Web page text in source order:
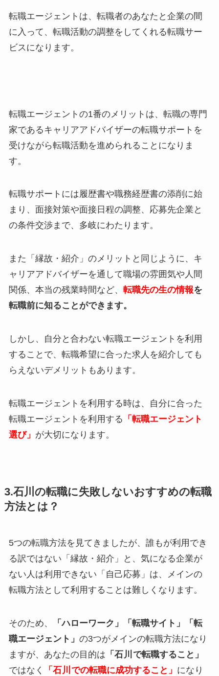
転職エージェントは、転職者のあなたと企業の間
に入って、転職活動の調整をしてくれる転職サー
ビスになります。
転職エージェントの1番のメリットは、転職の専門
家であるキャリアアドバイザーの転職サポートを
受けながら転職活動を進められることになりま
す。
転職サポートには履歴書や職務経歴書の添削に始
まり、面接対策や面接日程の調整、応募先企業と
の条件交渉まで、多岐にわたります。
また「縁故・紹介」のメリットと同じように、キ
ャリアアドバイザーを通して職場の雰囲気や人間
関係、本当の残業時間など、 転職先の生の情報を
転職前に知ることができます。
しかし、自分と合わない転職エージェントを利用
することで、転職希望に合った求人を紹介しても
らえないデメリットもあります。
転職エージェントを利用する時は、自分に合った
転職エージェントを利用する 「転職エージェント
選び」 が大切になります。
3.石川の転職に失敗しないおすすめの転職
方法とは？
5つの転職方法を見てきましたが、誰もが利用でき
る訳ではない「縁故・紹介」と、気になる企業が
ない人は利用できない「自己応募」は、メインの
転職方法として利用することは難しくなります。
そのため、
「ハローワーク」「転職サイト」「転
職エージェント」 の3つがメインの転職方法になり
ますが、あなたの目的は 「 石川 で転職すること」
ではなく
「 石川 での転職に成功すること」 になり